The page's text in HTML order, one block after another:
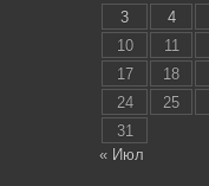
3
4
10
11
17
18
24
25
31
« Июл